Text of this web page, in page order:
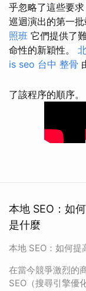
乎忽略了這些要
巡迴演出的第一
照班 它們提供了
命性的新穎性。
is seo 台中 整骨
了該程序的順序。
本地 SEO：如
是什麼
本地 SEO：如何
在當今競爭激烈的
SEO（搜尋引擎優